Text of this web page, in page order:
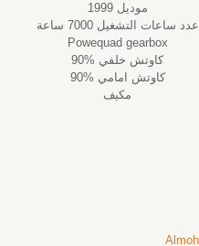
موديل 1999
عدد ساعات التشغيل 7000 ساعة
Powequad gearbox
كاوتش خلفي %90
كاوتش امامي %90
مكيف